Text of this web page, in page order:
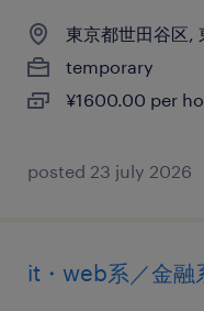
東京都世田谷区,
temporary
¥1600.00 per
posted 23 july 2026
it・web系／金融